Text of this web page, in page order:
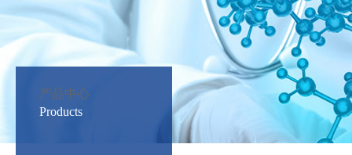
产品中心
Products